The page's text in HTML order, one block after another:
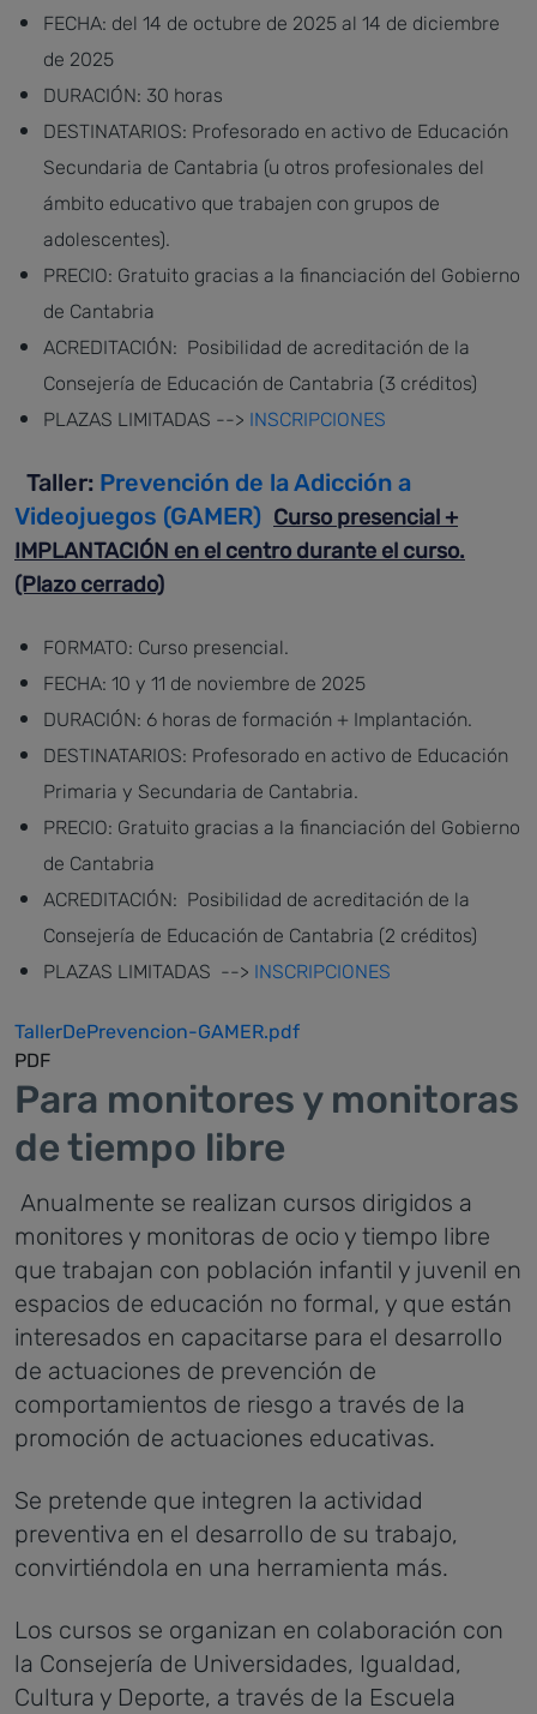
FECHA: del 14 de octubre de 2025 al 14 de diciembre
de 2025
DURACIÓN: 30 horas
DESTINATARIOS: Profesorado en activo de Educación
Secundaria de Cantabria (u otros profesionales del
ámbito educativo que trabajen con grupos de
adolescentes).
PRECIO: Gratuito gracias a la financiación del Gobierno
de Cantabria
ACREDITACIÓN: Posibilidad de acreditación de la
Consejería de Educación de Cantabria (3 créditos)
PLAZAS LIMITADAS --> INSCRIPCIONES
Taller: Prevención de la Adicción a
Videojuegos (GAMER) Curso presencial +
IMPLANTACIÓN en el centro durante el curso.
(Plazo cerrado)
FORMATO: Curso presencial.
FECHA: 10 y 11 de noviembre de 2025
DURACIÓN: 6 horas de formación + Implantación.
DESTINATARIOS: Profesorado en activo de Educación
Primaria y Secundaria de Cantabria.
PRECIO: Gratuito gracias a la financiación del Gobierno
de Cantabria
ACREDITACIÓN: Posibilidad de acreditación de la
Consejería de Educación de Cantabria (2 créditos)
PLAZAS LIMITADAS --> INSCRIPCIONES
TallerDePrevencion-GAMER.pdf
PDF
Para monitores y monitoras
de tiempo libre
Anualmente se realizan cursos dirigidos a
monitores y monitoras de ocio y tiempo libre
que trabajan con población infantil y juvenil en
espacios de educación no formal, y que están
interesados en capacitarse para el desarrollo
de actuaciones de prevención de
comportamientos de riesgo a través de la
promoción de actuaciones educativas.
Se pretende que integren la actividad
preventiva en el desarrollo de su trabajo,
convirtiéndola en una herramienta más.
Los cursos se organizan en colaboración con
la Consejería de Universidades, Igualdad,
Cultura y Deporte, a través de la Escuela